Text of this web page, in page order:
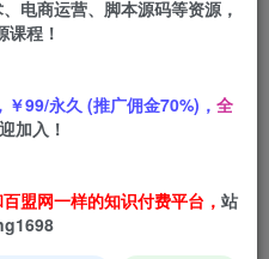
买
电商运营、脚本源码等资源，
程！
￥99/永久 (推广佣金70%)， 全
加入！
盟网一样的知识付费平台， 站